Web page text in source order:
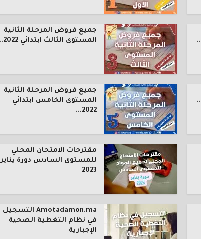
جميع فروض المرحلة الثانية
المستوى الثالث ابتدائي 2022...
جميع فروض المرحلة الثانية
المستوى الخامس ابتدائي
2022...
مقترحات الامتحان المحلي
للمستوى السادس دورة يناير
2023
Amotadamon.ma التسجيل
في نظام التغطية الصحية
الإجبارية